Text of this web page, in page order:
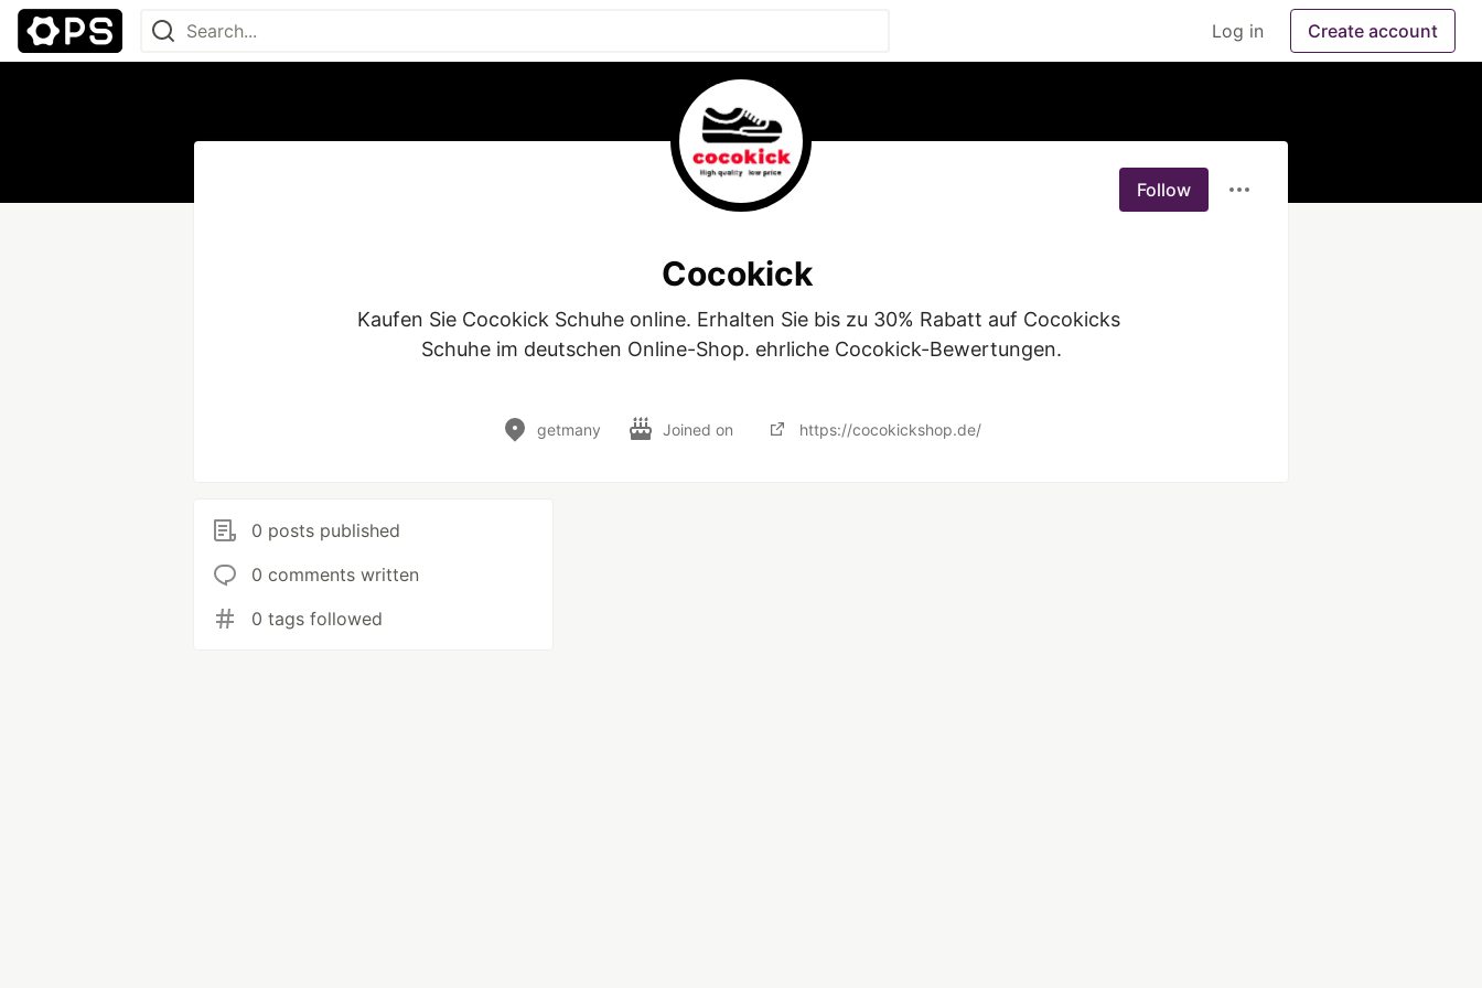
Log in Create account
Follow
Cocokick
Kaufen Sie Cocokick Schuhe online. Erhalten Sie bis zu 30% Rabatt auf Cocokicks
Schuhe im deutschen Online-Shop. ehrliche Cocokick-Bewertungen.
getmany Joined on https://cocokickshop.de/
0 posts published
0 comments written
0 tags followed